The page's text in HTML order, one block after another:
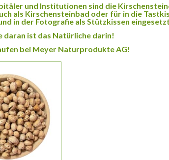
und Institutionen sind die
als Kirschensteinbad oder für in die
in der Fotografie als Stützkissen
daran ist das Natürliche darin!
bei Meyer Naturprodukte AG!